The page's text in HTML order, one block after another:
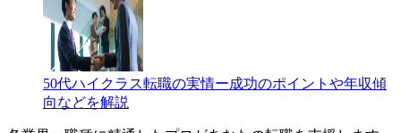
50代ハイクラス転職の実情ー成功のポイントや年収傾
向などを解説